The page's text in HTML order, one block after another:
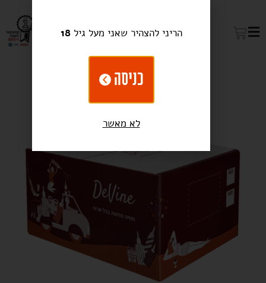
הריני להצהיר שאני מעל גיל18
כניסה
לא מאשר